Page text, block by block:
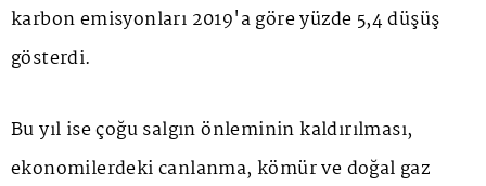
karbon emisyonları 2019'a göre yüzde 5,4 düşüş
gösterdi.
Bu yıl ise çoğu salgın önleminin kaldırılması,
ekonomilerdeki canlanma, kömür ve doğal gaz